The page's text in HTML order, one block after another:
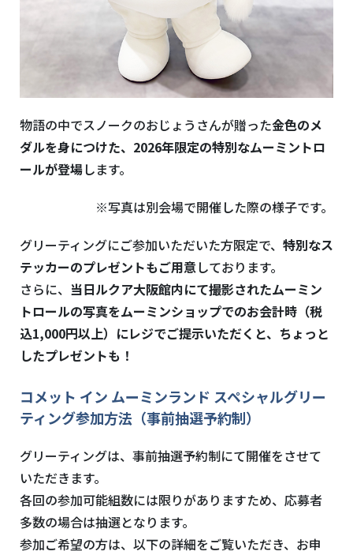
物語の中でスノークのおじょうさんが贈った金色のメ
ダルを身につけた、2026年限定の特別なムーミントロ
ールが登場します。
※写真は別会場で開催した際の様子です。
グリーティングにご参加いただいた方限定で、 特別なス
テッカーのプレゼントもご用意しております。
さらに、 当日ルクア大阪館内にて撮影されたムーミン
トロールの写真をムーミンショップでのお会計時（税
込1,000円以上）にレジでご提示いただくと、ちょっと
したプレゼントも！
コメット イン ムーミンランド スペシャルグリー
ティング参加方法（事前抽選予約制）
グリーティングは、事前抽選予約制にて開催をさせて
いただきます。
各回の参加可能組数には限りがありますため、応募者
多数の場合は抽選となります。
参加ご希望の方は、以下の詳細をご覧いただき、お申